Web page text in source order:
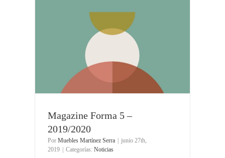
Magazine Forma 5 –
2019/2020
Por Muebles Martínez Serra | junio 27th,
2019 | Categorías: Noticias